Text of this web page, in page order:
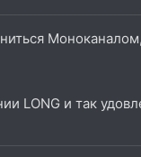
LONG и так